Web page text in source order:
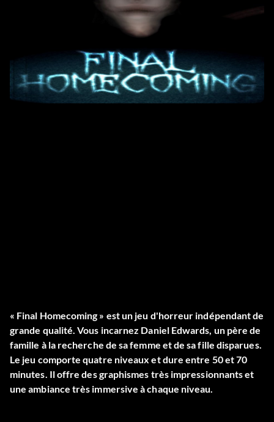
« Final Homecoming » est un jeu d'horreur indépendant de
grande qualité. Vous incarnez Daniel Edwards, un père de
famille à la recherche de sa femme et de sa fille disparues.
Le jeu comporte quatre niveaux et dure entre 50 et 70
minutes. Il offre des graphismes très impressionnants et
une ambiance très immersive à chaque niveau.